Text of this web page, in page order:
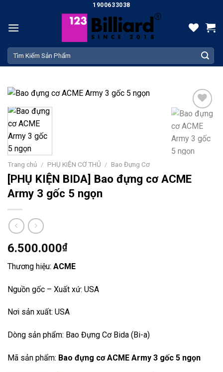
content
1900633038
Tìm
kiếm:
Add
to
wishlist
Trang chủ / PHỤ KIỆN CƠ THỦ / Bao Đựng Cơ
[PHỤ KIỆN BIDA] Bao đựng cơ ACME
Army 3 gốc 5 ngọn
6.500.000₫
Thương hiệu: ACME
Nguồn gốc – Xuất xứ: USA
Nơi sản xuất: USA
Dòng sản phẩm: Bao Đựng Cơ Bida (Bi-a)
Mã sản phẩm: Bao đựng cơ ACME Army 3 gốc 5 ngọn